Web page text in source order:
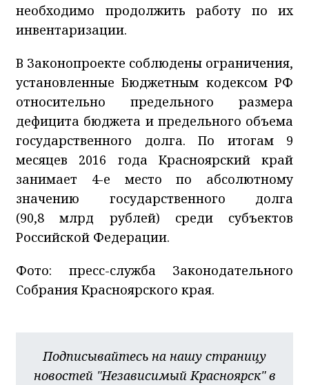
необходимо продолжить работу по их
инвентаризации.
В Законопроекте соблюдены ограничения,
установленные Бюджетным кодексом РФ
относительно предельного размера
дефицита бюджета и предельного объема
государственного долга. По итогам 9
месяцев 2016 года Красноярский край
занимает 4-е место по абсолютному
значению государственного долга
(90,8 млрд рублей) среди субъектов
Российской Федерации.
Фото: пресс-служба Законодательного
Собрания Красноярского края.
Подписывайтесь на нашу страницу
новостей "Независимый Красноярск" в